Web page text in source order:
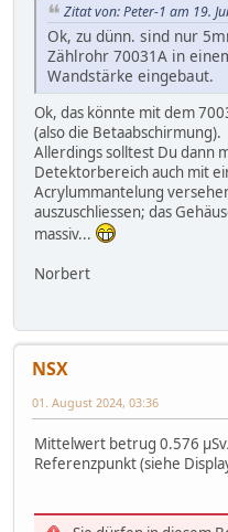
Zitat von: Peter-1 am 19.
Ok, zu dünn. sind nur
Zählrohr 70031A in
Wandstärke eingebaut.
Ok, das könnte mit dem
(also die Betaabschirmung).
Allerdings solltest Du dann
Detektorbereich auch mit
Acrylummantelung
auszuschliessen; das
massiv...
Norbert
NSX
01. August 2024, 03:36
Mittelwert betrug 0.576
Referenzpunkt (siehe